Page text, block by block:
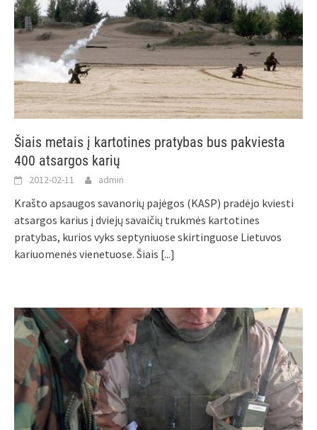
Šiais metais į kartotines pratybas bus pakviesta
400 atsargos karių
2012-02-11 admin
Krašto apsaugos savanorių pajėgos (KASP) pradėjo kviesti
atsargos karius į dviejų savaičių trukmės kartotines
pratybas, kurios vyks septyniuose skirtinguose Lietuvos
kariuomenės vienetuose. Šiais [...]